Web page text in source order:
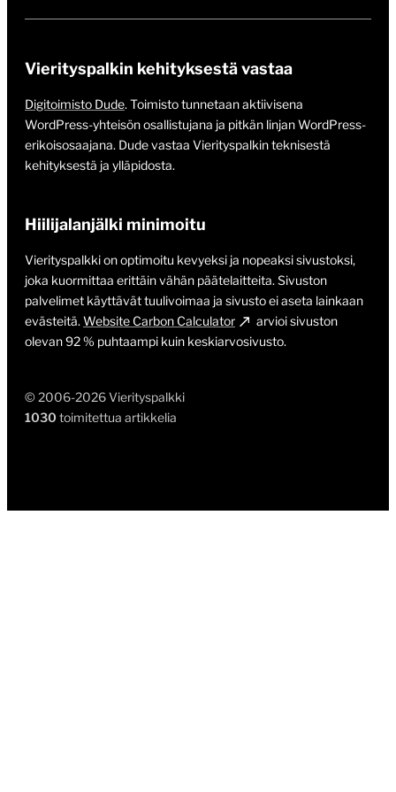
© 2006-2026 Vierityspalkki
1030 toimitettua artikkelia
Vierityspalkin kehityksestä vastaa
Digitoimisto Dude. Toimisto tunnetaan aktiivisena
WordPress-yhteisön osallistujana ja pitkän linjan WordPress-
erikoisosaajana. Dude vastaa Vierityspalkin teknisestä
kehityksestä ja ylläpidosta.
Hiilijalanjälki minimoitu
Vierityspalkki on optimoitu kevyeksi ja nopeaksi sivustoksi,
joka kuormittaa erittäin vähän päätelaitteita. Sivuston
palvelimet käyttävät tuulivoimaa ja sivusto ei aseta lainkaan
evästeitä. Website Carbon Calculator
arvioi sivuston
olevan 92 % puhtaampi kuin keskiarvosivusto.